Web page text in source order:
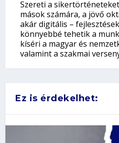
Szereti a
mások számára, a jövő
akár digitális –
könnyebbé tehetik a
kíséri a magyar és
valamint a szakmai
Ez is érdekelhet: